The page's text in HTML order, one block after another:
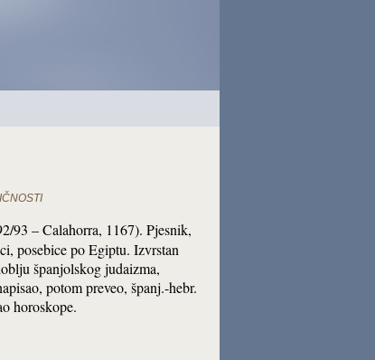
93 – Calahorra, 1167). Pjesnik,
posebice po Egiptu. Izvrstan
španjolskog judaizma,
potom preveo, španj.-hebr.
horoskope.